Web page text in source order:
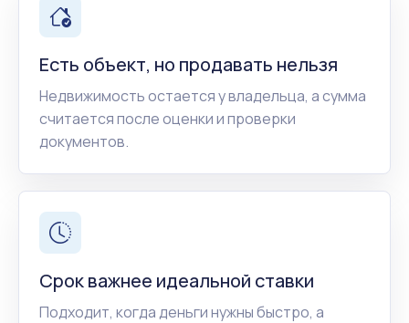
Есть объект, но продавать нельзя
Недвижимость остается у владельца, а сумма
считается после оценки и проверки
документов.
Срок важнее идеальной ставки
Подходит, когда деньги нужны быстро, а